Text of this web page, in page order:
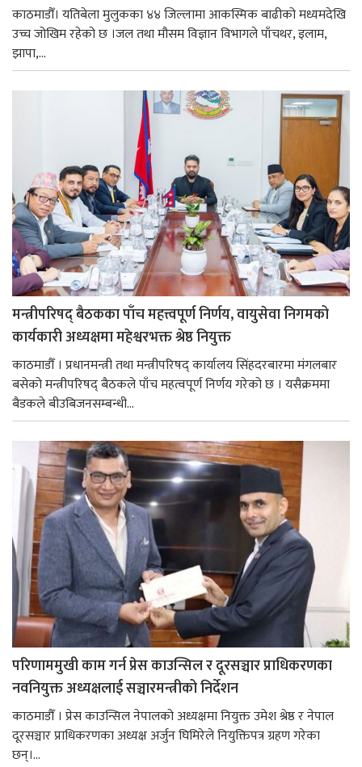
काठमाडौँ। यतिबेला मुलुकका ४४ जिल्लामा आकस्मिक बाढीको मध्यमदेखि
उच्च जोखिम रहेको छ ।जल तथा मौसम विज्ञान विभागले पाँचथर, इलाम,
झापा,...
मन्त्रीपरिषद् बैठकका पाँच महत्त्वपूर्ण निर्णय, वायुसेवा निगमको
कार्यकारी अध्यक्षमा महेश्वरभक्त श्रेष्ठ नियुक्त
काठमाडौँ । प्रधानमन्त्री तथा मन्त्रीपरिषद् कार्यालय सिंहदरबारमा मंगलबार
बसेको मन्त्रीपरिषद् बैठकले पाँच महत्वपूर्ण निर्णय गरेको छ । यसैक्रममा
बैडकले बीउबिजनसम्बन्धी...
परिणाममुखी काम गर्न प्रेस काउन्सिल र दूरसञ्चार प्राधिकरणका
नवनियुक्त अध्यक्षलाई सञ्चारमन्त्रीको निर्देशन
काठमाडौँ । प्रेस काउन्सिल नेपालको अध्यक्षमा नियुक्त उमेश श्रेष्ठ र नेपाल
दूरसञ्चार प्राधिकरणका अध्यक्ष अर्जुन घिमिरेले नियुक्तिपत्र ग्रहण गरेका
छन्।...